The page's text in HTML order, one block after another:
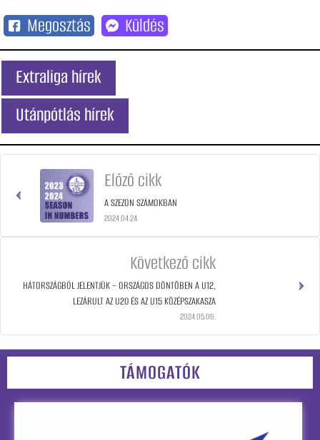
Megosztás Küldés
Extraliga hírek
Utánpótlás hírek
Előző cikk
2024.04.24.
A SZEZON SZÁMOKBAN
Következő cikk
2024.05.06.
HÁTORSZÁGBÓL JELENTJÜK – ORSZÁGOS DÖNTŐBEN A U12,
LEZÁRULT AZ U20 ÉS AZ U15 KÖZÉPSZAKASZA
TÁMOGATÓK